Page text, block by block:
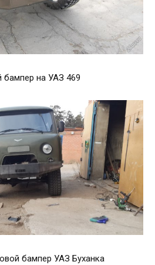
бампер на УАЗ 469
бампер УАЗ Буханка